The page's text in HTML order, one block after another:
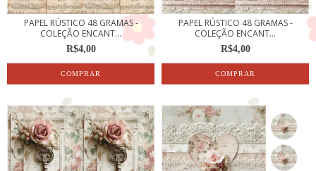
PAPEL RÚSTICO 48 GRAMAS -
COLEÇÃO ENCANT...
R$4,00
PAPEL RÚSTICO 48 GRAMAS -
COLEÇÃO ENCANT...
R$4,00